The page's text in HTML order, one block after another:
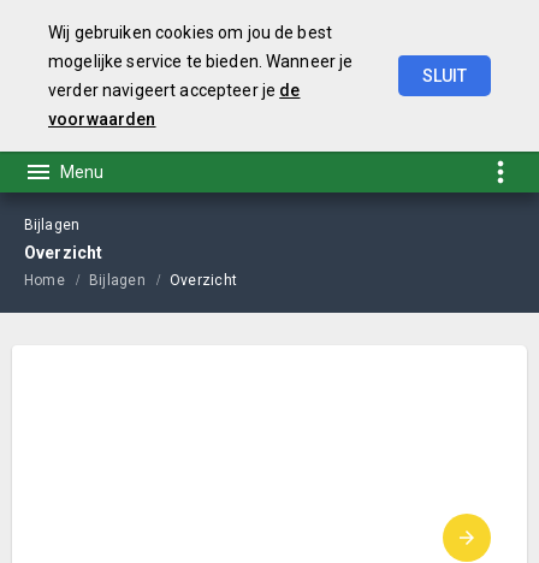
Bijlagen
Overzicht
Home Bijlagen Overzicht
Wij gebruiken cookies om jou de best
mogelijke service te bieden. Wanneer je
verder navigeert accepteer je de
voorwaarden
SLUIT